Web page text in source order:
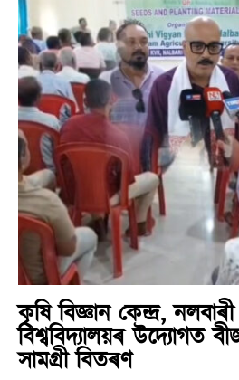
কৃষি বিজ্ঞান কেন্দ্ৰ,
বিশ্ববিদ্যালয়ৰ
সামগ্ৰী বিতৰণ